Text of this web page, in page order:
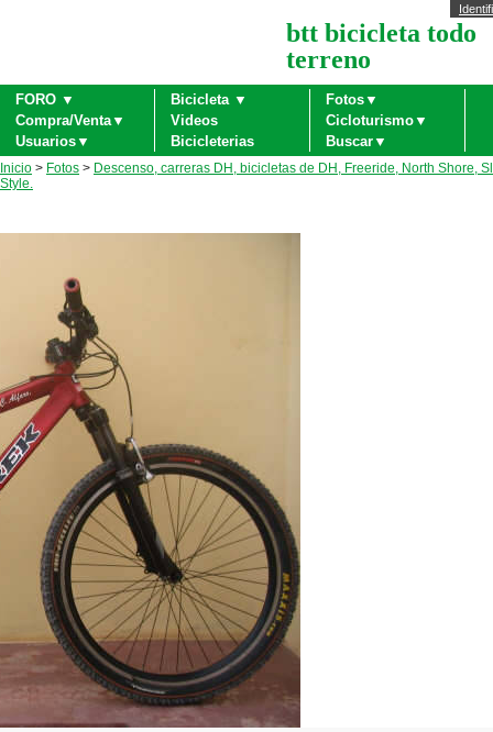
btt bicicleta todo
terreno
FORO ▼ Bicicleta ▼
Fotos▼
Compra/Venta▼
Videos
Cicloturismo▼
Usuarios▼
Bicicleterias Buscar▼
Inicio > Fotos > Descenso, carreras DH, bicicletas de DH, Freeride, North Shore,
Style.